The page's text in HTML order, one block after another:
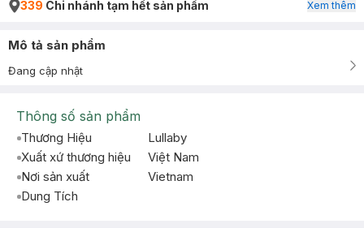
339 Chi nhánh tạm hết sản phẩm Xem thêm
Mô tả sản phẩm
Đang cập nhật
Thông số sản phẩm
Thương Hiệu
Lullaby
Xuất xứ thương hiệu
Việt Nam
Nơi sản xuất
Vietnam
Dung Tích